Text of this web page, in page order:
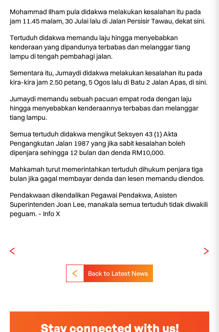
Mohammad Ilham pula didakwa melakukan kesalahan itu pada
jam 11.45 malam, 30 Julai lalu di Jalan Persisir Tawau, dekat sini.
Tertuduh didakwa memandu laju hingga menyebabkan
kenderaan yang dipandunya terbabas dan melanggar tiang
lampu di tengah pembahagi jalan.
Sementara itu, Jumaydi didakwa melakukan kesalahan itu pada
kira-kira jam 2.50 petang, 5 Ogos lalu di Batu 2 Jalan Apas, di sini.
Jumaydi memandu sebuah pacuan empat roda dengan laju
hingga menyebabkan kenderaannya terbabas dan melanggar
tiang lampu.
Semua tertuduh didakwa mengikut Seksyen 43 (1) Akta
Pengangkutan Jalan 1987 yang jika sabit kesalahan boleh
dipenjara sehingga 12 bulan dan denda RM10,000.
Mahkamah turut memerintahkan tertuduh dihukum penjara tiga
bulan jika gagal membayar denda dan lesen memandu diendos.
Pendakwaan dikendalikan Pegawai Pendakwa, Asisten
Superintenden Joan Lee, manakala semua tertuduh tidak diwakili
peguam. – Info X
Back to Latest News
Stay connected with us!